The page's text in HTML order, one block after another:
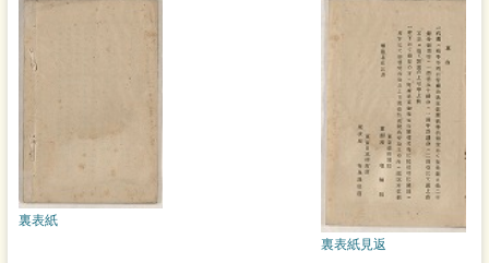
裏表紙見返
裏表紙